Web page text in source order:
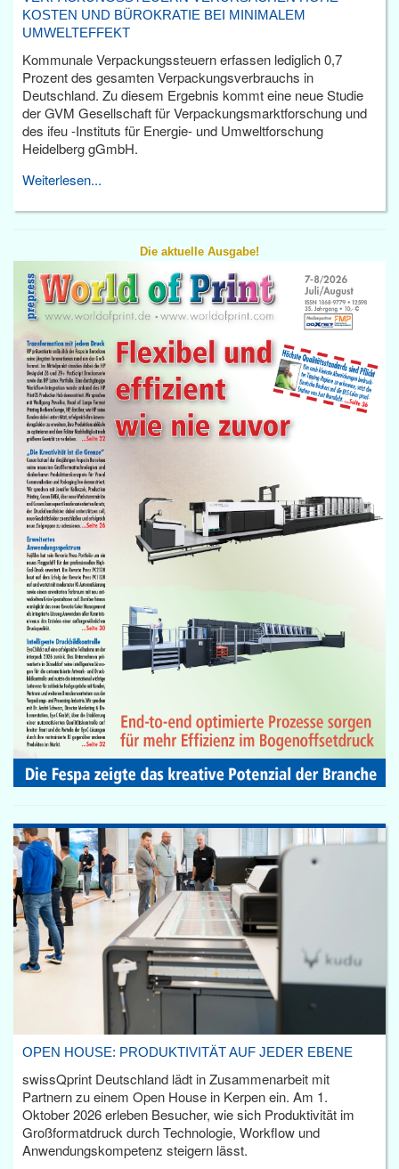
KOSTEN UND BÜROKRATIE BEI MINIMALEM
UMWELTEFFEKT
Kommunale Verpackungssteuern erfassen lediglich 0,7
Prozent des gesamten Verpackungsverbrauchs in
Deutschland. Zu diesem Ergebnis kommt eine neue Studie
der GVM Gesellschaft für Verpackungsmarktforschung und
des ifeu -Instituts für Energie- und Umweltforschung
Heidelberg gGmbH.
Weiterlesen...
Die aktuelle Ausgabe!
OPEN HOUSE: PRODUKTIVITÄT AUF JEDER EBENE
swissQprint Deutschland lädt in Zusammenarbeit mit
Partnern zu einem Open House in Kerpen ein. Am 1.
Oktober 2026 erleben Besucher, wie sich Produktivität im
Großformatdruck durch Technologie, Workflow und
Anwendungskompetenz steigern lässt.